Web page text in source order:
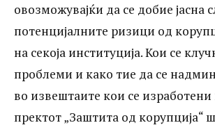
овозможувајќи да се добие јасна
потенцијалните ризици од
на секоја институција. Кои се
проблеми и како тие да се
во извештаите кои се
пректот „Заштита од корупција“